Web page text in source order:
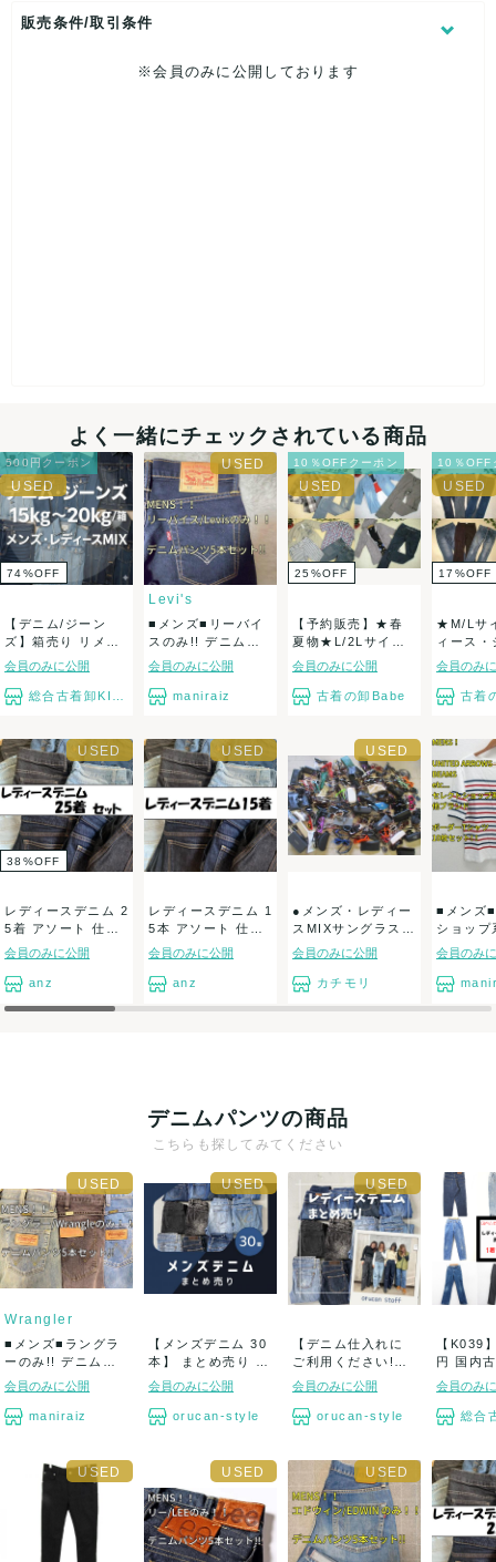
A.未使用に近い中古品
B.目立った傷や汚れがない中古品
C.やや傷や汚れがある中古品
D.傷や汚れがある中古品
E.全体的に状態が悪い中古品
毛羽立ち、毛玉、破れ、シミ、におい、付属品欠品、欠損など
着用に支障がある程度のものはできる限りよけていますが、中
古品のため見落としがある場合もございます。
恐れ入りますが中古品の特性上、ご返品をお受けしておりませ
んのでご理解の程よろしくお願い致します。
完璧なお品を求める方や、神経質な方はご購入をお控えくださ
い。古着にご理解のある方のみご購入をお願い申し上げます。
に"しっかりと"ご確認ください】
※特に、季節感などランダムでの提供となりますので十分にご
※ブランド、アイテムのご指定はできません。
※大きい傷や汚れがあっても古着という特性上、ヴィンテージ
として販売できる商品も含んでおります。
※本商品は事業用商品になりますのでクーリングオフは適用外
です。いかなる場合も返金、返品は承れません。
※ご注文状況によりお日にちをいただく場合がございます。
販売条件/取引条件
※会員のみに公開しております
よく一緒にチェックされている商品
500円クーポン
74%OFF
【デニム/ジーン
ズ】箱売り リメイ
ク用 デニム生地...
会員のみに公開
総合古着卸KING
Levi's
■メンズ■リーバイ
スのみ!! デニムパ
ンツ5本セッ...
会員のみに公開
maniraiz
10％OFFクーポン
25 %OFF
【予約販売】★春
夏物★L/2Lサイ
ズ・メンズ・ア
メ...
会員のみに公開
古着の卸Babe
10％OFF
17 %OFF
★M/Lサ
ィース・
色々★古
会員のみ
古着
38 %OFF
レディースデニム 2
5着 アソート 仕入
れ 大量セ...
会員のみに公開
anz
レディースデニム 1
5本 アソート 仕入
れ 大量セ...
会員のみに公開
anz
●メンズ・レディー
スMIXサングラス・
メガネ眼鏡 ...
会員のみに公開
カチモリ
■メンズ
ショップ
ブラン
会員のみ
デニムパンツの商品
こちらも探してみてください
Wrangler
■メンズ■ラングラ
ーのみ!! デニムパ
ンツ5本セッ...
会員のみに公開
maniraiz
【メンズデニム 30
本】 まとめ売り de
nim ...
会員のみに公開
orucan-style
【デニム仕入れに
ご利用ください!】
レディース デ...
会員のみに公開
orucan-style
【K039
円 国内
ースデ...
会員のみ
総合